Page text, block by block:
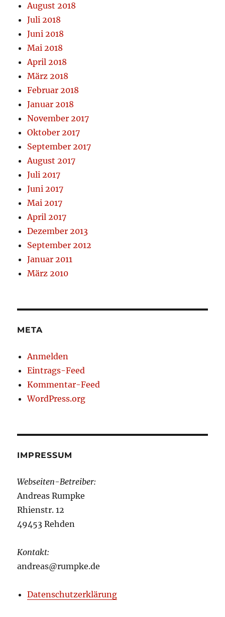
August 2018
Juli 2018
Juni 2018
Mai 2018
April 2018
März 2018
Februar 2018
Januar 2018
November 2017
Oktober 2017
September 2017
August 2017
Juli 2017
Juni 2017
Mai 2017
April 2017
Dezember 2013
September 2012
Januar 2011
März 2010
META
Anmelden
Eintrags-Feed
Kommentar-Feed
WordPress.org
IMPRESSUM
Webseiten-Betreiber:
Andreas Rumpke
Rhienstr. 12
49453 Rehden
Kontakt:
andreas@rumpke.de
Datenschutzerklärung